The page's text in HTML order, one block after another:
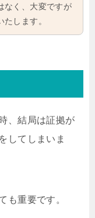
なく、大変ですが
します。
、結局は証拠が
してしまいま
も重要です。